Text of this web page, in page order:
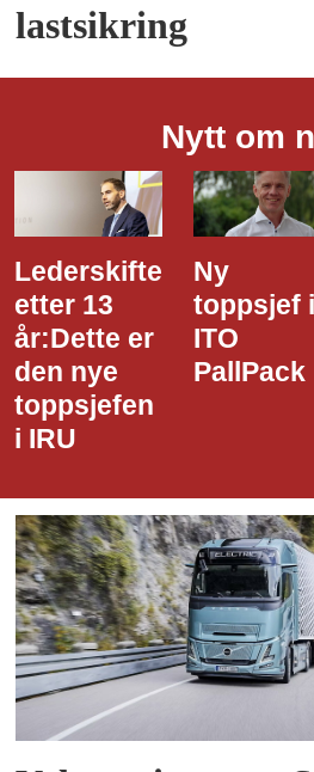
lastsikring
Nytt om
Lederskifte
etter 13
år:Dette er
den nye
toppsjefen
i IRU
Ny
toppsjef i
ITO
PallPack